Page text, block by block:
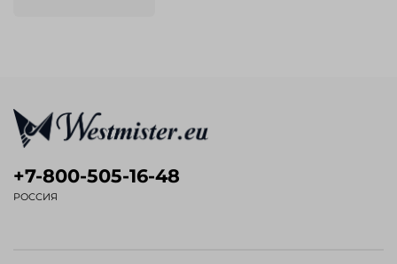
+7-800-505-16-48
РОССИЯ